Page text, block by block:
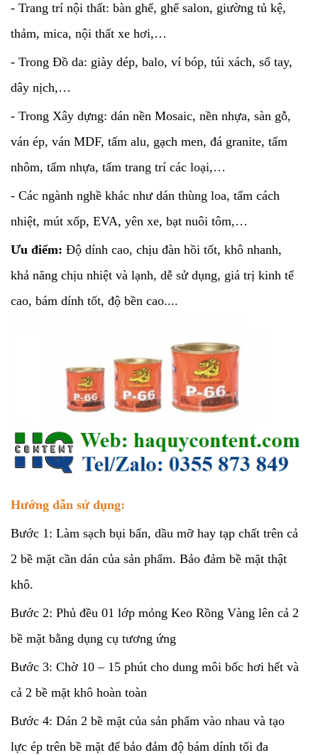
- Trang trí nội thất: bàn ghế, ghế salon, giường tủ kệ,
thảm, mica, nội thất xe hơi,…
- Trong Đồ da: giày dép, balo, ví bóp, túi xách, sổ tay,
dây nịch,…
- Trong Xây dựng: dán nền Mosaic, nền nhựa, sàn gỗ,
ván ép, ván MDF, tấm alu, gạch men, đá granite, tấm
nhôm, tấm nhựa, tấm trang trí các loại,…
- Các ngành nghề khác như dán thùng loa, tấm cách
nhiệt, mút xốp, EVA, yên xe, bạt nuôi tôm,…
Ưu điểm: Độ dính cao, chịu đàn hồi tốt, khô nhanh,
khả năng chịu nhiệt và lạnh, dễ sử dụng, giá trị kinh tế
cao, bám dính tốt, độ bền cao....
Hướng dẫn sử dụng:
Bước 1: Làm sạch bụi bẩn, dầu mỡ hay tạp chất trên cả
2 bề mặt cần dán của sản phẩm. Bảo đảm bề mặt thật
khô.
Bước 2: Phủ đều 01 lớp mỏng Keo Rồng Vàng lên cả 2
bề mặt bằng dụng cụ tương ứng
Bước 3: Chờ 10 – 15 phút cho dung môi bốc hơi hết và
cả 2 bề mặt khô hoàn toàn
Bước 4: Dán 2 bề mặt của sản phẩm vào nhau và tạo
lực ép trên bề mặt để bảo đảm độ bám dính tối đa